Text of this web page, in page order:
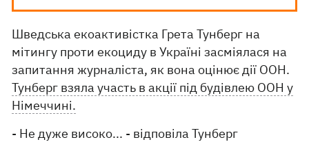
Шведська екоактивістка Грета Тунберг на
мітингу проти екоциду в Україні засміялася на
запитання журналіста, як вона оцінює дії ООН.
Тунберг взяла участь в акції під будівлею ООН у
Німеччині.
- Не дуже високо... - відповіла Тунберг